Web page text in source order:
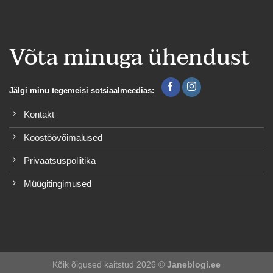
Võta minuga ühendust
Jälgi minu tegemeisi sotsiaalmeedias:
Kontakt
Koostöövõimalused
Privaatsuspoliitika
Müügitingimused
Kõik õigused kaitstud 2026 © Janeblogi.ee